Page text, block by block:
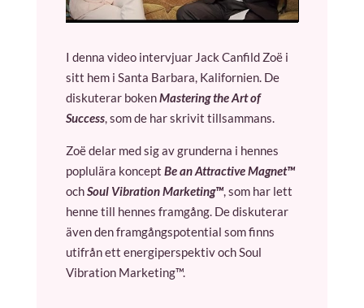
I denna video intervjuar Jack Canfild Zoë i
sitt hem i Santa Barbara, Kalifornien. De
diskuterar bokenMastering the Art of
Success, som de har skrivit tillsammans.
Zoë delar med sig av grunderna i hennes
poplulära koncept Be an Attractive Magnet™
ochSoul Vibration Marketing™, som har lett
henne till hennes framgång. De diskuterar
även den framgångspotential som finns
utifrån ett energiperspektiv och Soul
Vibration Marketing™.